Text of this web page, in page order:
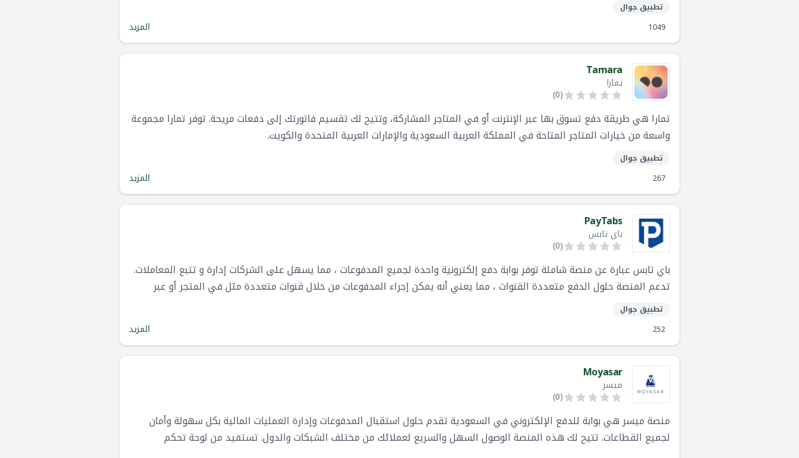
تطبيق جوال
1049
المزيد
Tamara
تمارا
(
0
)
تمارا هي طريقة دفع تسوق بها عبر الإنترنت أو في المتاجر المشاركة، وتتيح لك تقسيم فاتورتك إلى دفعات مريحة. توفر تمارا مجموعة
واسعة من خيارات المتاجر المتاحة في المملكة العربية السعودية والإمارات العربية المتحدة والكويت.
تطبيق جوال
267
المزيد
PayTabs
باي تابس
(
0
)
باي تابس عبارة عن منصة شاملة توفر بوابة دفع إلكترونية واحدة لجميع المدفوعات ، مما يسهل على الشركات إدارة و تتبع المعاملات.
تدعم المنصة حلول الدفع متعددة القنوات ، مما يعني أنه يمكن إجراء المدفوعات من خلال قنوات متعددة مثل في المتجر أو عبر
الإنترنت أو عبر الهاتف المحمول.
تطبيق جوال
252
المزيد
Moyasar
ميسر
(
0
)
منصة ميسر هي بوابة للدفع الإلكتروني في السعودية تقدم حلول استقبال المدفوعات وإدارة العمليات المالية بكل سهولة وأمان
لجميع القطاعات. تتيح لك هذه المنصة الوصول السهل والسريع لعملائك من مختلف الشبكات والدول. تستفيد من لوحة تحكم